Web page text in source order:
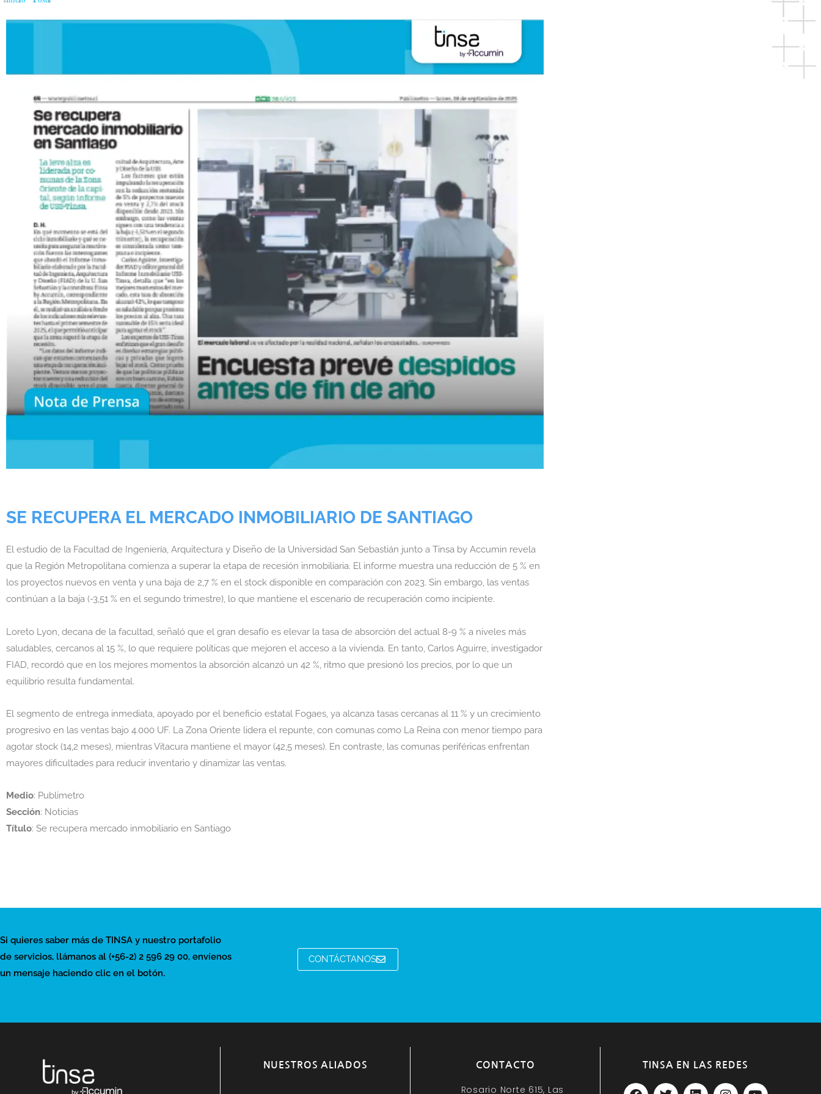
SE RECUPERA EL MERCADO INMOBILIARIO DE SANTIAGO
El estudio de la Facultad de Ingeniería, Arquitectura y Diseño de la Universidad San Sebastián junto a Tinsa by Accumin revela
que la Región Metropolitana comienza a superar la etapa de recesión inmobiliaria. El informe muestra una reducción de 5 % en
los proyectos nuevos en venta y una baja de 2,7 % en el stock disponible en comparación con 2023. Sin embargo, las ventas
continúan a la baja (-3,51 % en el segundo trimestre), lo que mantiene el escenario de recuperación como incipiente.
Loreto Lyon, decana de la facultad, señaló que el gran desafío es elevar la tasa de absorción del actual 8-9 % a niveles más
saludables, cercanos al 15 %, lo que requiere políticas que mejoren el acceso a la vivienda. En tanto, Carlos Aguirre, investigador
FIAD, recordó que en los mejores momentos la absorción alcanzó un 42 %, ritmo que presionó los precios, por lo que un
equilibrio resulta fundamental.
El segmento de entrega inmediata, apoyado por el beneficio estatal Fogaes, ya alcanza tasas cercanas al 11 % y un crecimiento
progresivo en las ventas bajo 4.000 UF. La Zona Oriente lidera el repunte, con comunas como La Reina con menor tiempo para
agotar stock (14,2 meses), mientras Vitacura mantiene el mayor (42,5 meses). En contraste, las comunas periféricas enfrentan
mayores dificultades para reducir inventario y dinamizar las ventas.
Medio: Publimetro
Sección: Noticias
Título: Se recupera mercado inmobiliario en Santiago
Si quieres saber más de TINSA y nuestro portafolio
de servicios, llámanos al (+56-2) 2 596 29 00, envíenos
un mensaje haciendo clic en el botón.
CONTÁCTANOS
NUESTROS ALIADOS CONTACTO
Rosario Norte 615, Las
TINSA EN LAS REDES
F
T
L
I
Y